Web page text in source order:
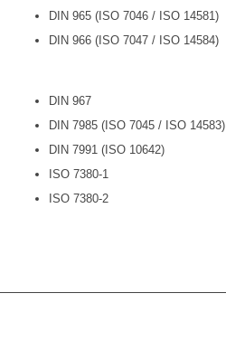
DIN 965 (ISO 7046 / ISO 14581)
DIN 966 (ISO 7047 / ISO 14584)
DIN 967
DIN 7985 (ISO 7045 / ISO 14583)
DIN 7991 (ISO 10642)
ISO 7380-1
ISO 7380-2